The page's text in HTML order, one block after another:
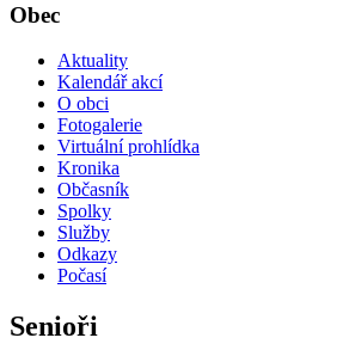
Obec
Aktuality
Kalendář akcí
O obci
Fotogalerie
Virtuální prohlídka
Kronika
Občasník
Spolky
Služby
Odkazy
Počasí
Senioři